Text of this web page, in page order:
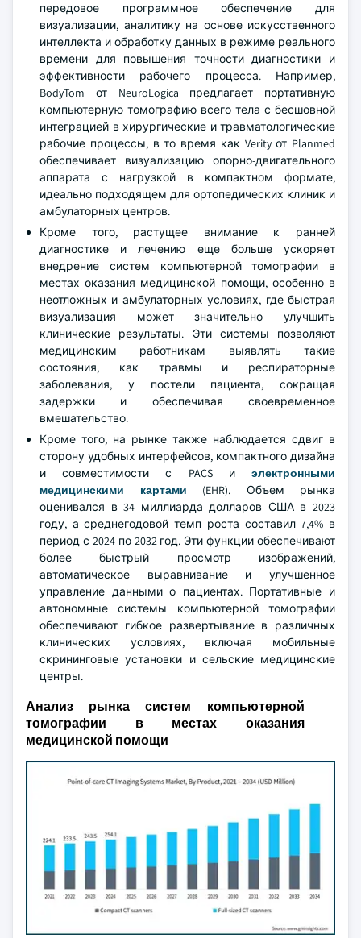
передовое программное обеспечение для
визуализации, аналитику на основе искусственного
интеллекта и обработку данных в режиме реального
времени для повышения точности диагностики и
эффективности рабочего процесса. Например,
BodyTom от NeuroLogica предлагает портативную
компьютерную томографию всего тела с бесшовной
интеграцией в хирургические и травматологические
рабочие процессы, в то время как Verity от Planmed
обеспечивает визуализацию опорно-двигательного
аппарата с нагрузкой в компактном формате,
идеально подходящем для ортопедических клиник и
амбулаторных центров.
Кроме того, растущее внимание к ранней
диагностике и лечению еще больше ускоряет
внедрение систем компьютерной томографии в
местах оказания медицинской помощи, особенно в
неотложных и амбулаторных условиях, где быстрая
визуализация может значительно улучшить
клинические результаты. Эти системы позволяют
медицинским работникам выявлять такие
состояния, как травмы и респираторные
заболевания, у постели пациента, сокращая
задержки и обеспечивая своевременное
вмешательство.
Кроме того, на рынке также наблюдается сдвиг в
сторону удобных интерфейсов, компактного дизайна
и совместимости с PACS и электронными
медицинскими картами (EHR). Объем рынка
оценивался в 34 миллиарда долларов США в 2023
году, а среднегодовой темп роста составил 7,4% в
период с 2024 по 2032 год. Эти функции обеспечивают
более быстрый просмотр изображений,
автоматическое выравнивание и улучшенное
управление данными о пациентах. Портативные и
автономные системы компьютерной томографии
обеспечивают гибкое развертывание в различных
клинических условиях, включая мобильные
скрининговые установки и сельские медицинские
центры.
Анализ рынка систем компьютерной
томографии в местах оказания
медицинской помощи